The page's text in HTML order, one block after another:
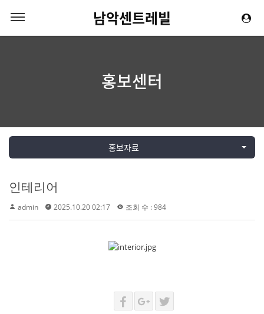
남악센트레빌
홍보센터
홍보자료
인테리어
admin 2025.10.20 02:17 조회 수 : 984